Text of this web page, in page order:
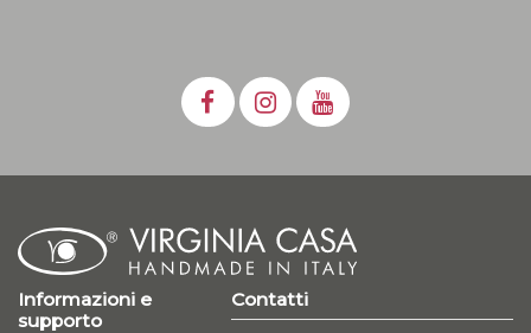
Informazioni e
supporto
Contatti